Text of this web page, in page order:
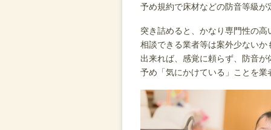
予め規約で床材などの防音等級が
突き詰めると、かなり専門性の高
相談できる業者等は案外少ないか
出来れば、感覚に頼らず、防音
予め「気にかけている」ことを業